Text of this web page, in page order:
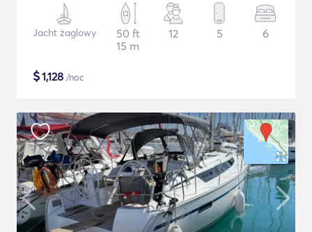
Jacht żaglowy
50 ft
15 m
12 5 6
$1,128 /noc